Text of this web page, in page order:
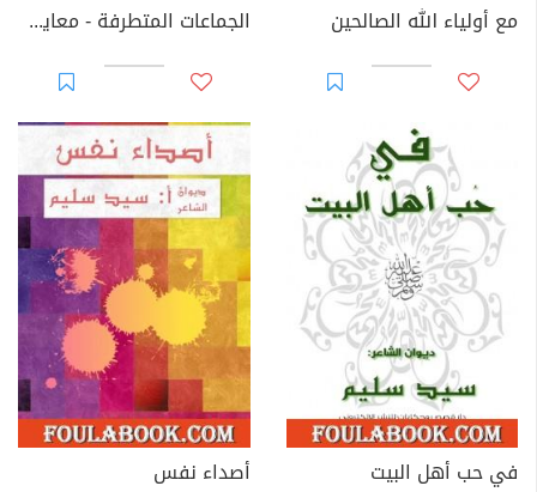
مع أولياء الله الصالحين الجماعات المتطرفة - معايشة وحوارات
في حب أهل البيت أصداء نفس